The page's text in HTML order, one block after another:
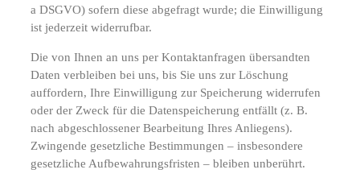
a DSGVO) sofern diese abgefragt wurde; die Einwilligung
ist jederzeit widerrufbar.
Die von Ihnen an uns per Kontaktanfragen übersandten
Daten verbleiben bei uns, bis Sie uns zur Löschung
auffordern, Ihre Einwilligung zur Speicherung widerrufen
oder der Zweck für die Datenspeicherung entfällt (z. B.
nach abgeschlossener Bearbeitung Ihres Anliegens).
Zwingende gesetzliche Bestimmungen – insbesondere
gesetzliche Aufbewahrungsfristen – bleiben unberührt.